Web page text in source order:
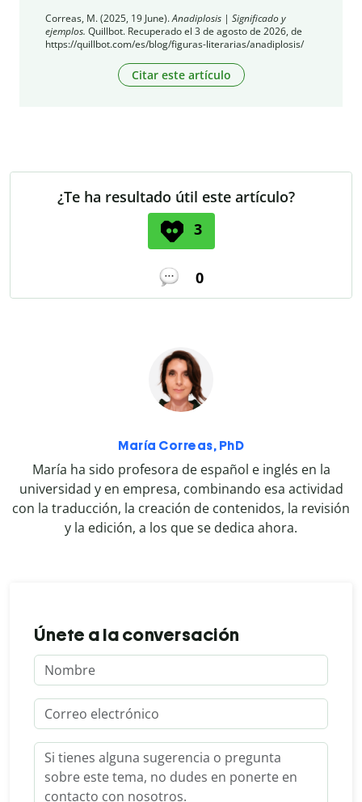
Correas, M. (2025, 19 June).Anadiplosis | Significado y
ejemplos. Quillbot. Recuperado el 3 de agosto de 2026, de
https://quillbot.com/es/blog/figuras-literarias/anadiplosis/
Citar este artículo
¿Te ha resultado útil este artículo?
3
0
María Correas, PhD
María ha sido profesora de español e inglés en la
universidad y en empresa, combinando esa actividad
con la traducción, la creación de contenidos, la revisión
y la edición, a los que se dedica ahora.
Únete a la conversación